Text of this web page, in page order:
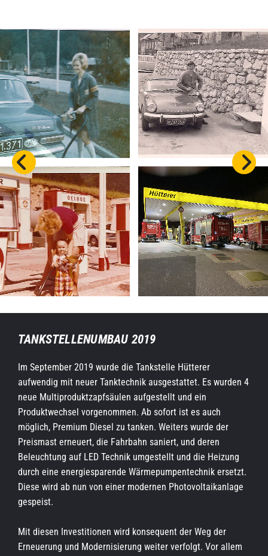
TANKSTELLENUMBAU 2019
Im September 2019 wurde die Tankstelle Hütterer
aufwendig mit neuer Tanktechnik ausgestattet. Es wurden 4
neue Multiproduktzapfsäulen aufgestellt und ein
Produktwechsel vorgenommen. Ab sofort ist es auch
möglich, Premium Diesel zu tanken. Weiters wurde der
Preismast erneuert, die Fahrbahn saniert, und deren
Beleuchtung auf LED Technik umgestellt und die Heizung
durch eine energiesparende Wärmepumpentechnik ersetzt.
Diese wird ab nun von einer modernen Photovoltaikanlage
gespeist.
Mit diesen Investitionen wird konsequent der Weg der
Erneuerung und Modernisierung weiter verfolgt. Vor allem